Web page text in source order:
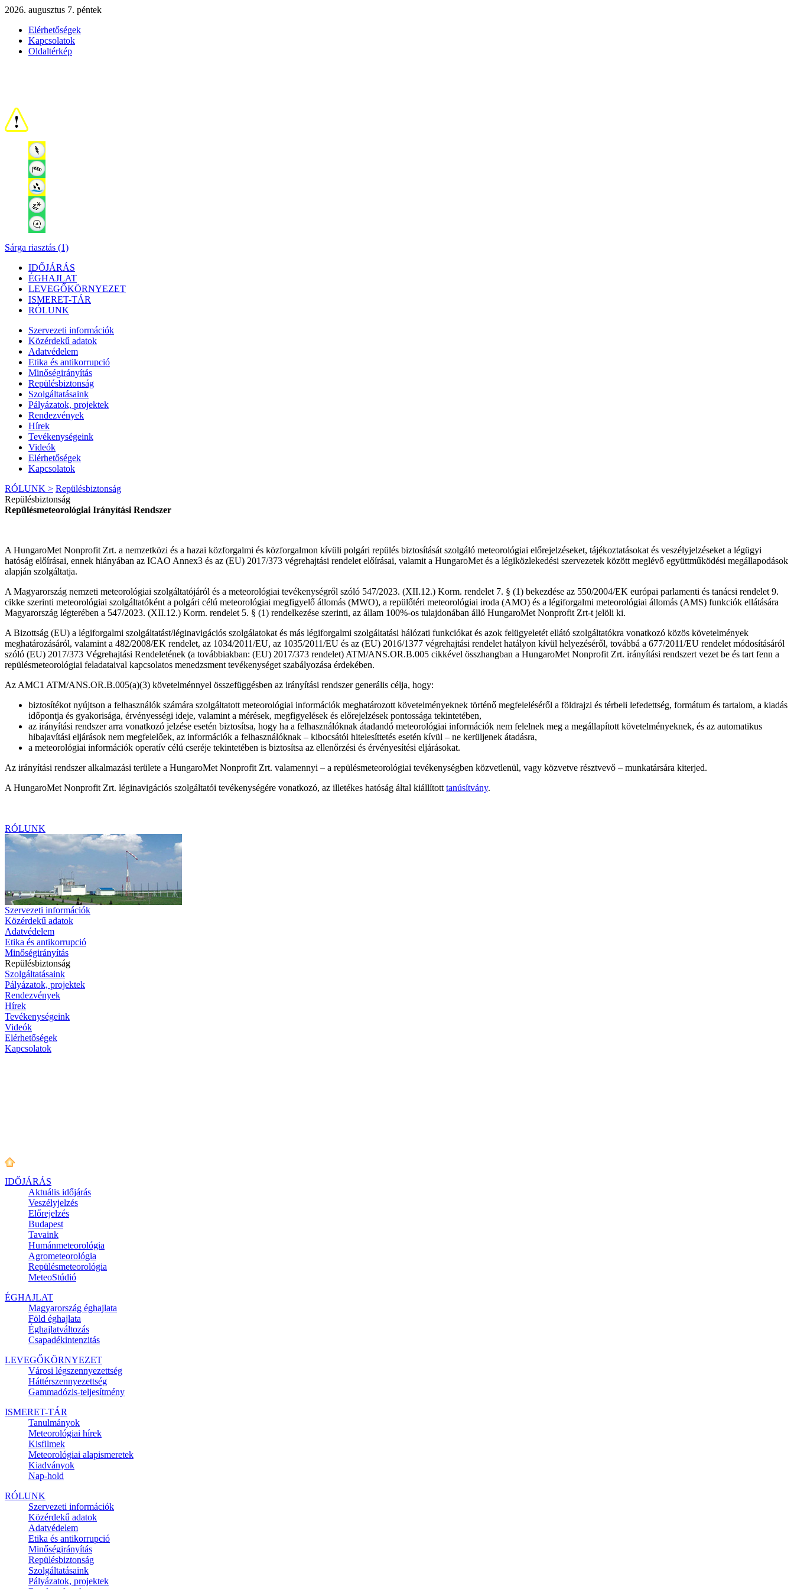
2026. augusztus 7. péntek
Elérhetőségek
Kapcsolatok
Oldaltérkép
Sárga riasztás (1)
IDŐJÁRÁS
ÉGHAJLAT
LEVEGŐKÖRNYEZET
ISMERET-TÁR
RÓLUNK
Szervezeti információk
Közérdekű adatok
Adatvédelem
Etika és antikorrupció
Minőségirányítás
Repülésbiztonság
Szolgáltatásaink
Pályázatok, projektek
Rendezvények
Hírek
Tevékenységeink
Videók
Elérhetőségek
Kapcsolatok
RÓLUNK > Repülésbiztonság
Repülésbiztonság
Repülésmeteorológiai Irányítási Rendszer
A HungaroMet Nonprofit Zrt. a nemzetközi és a hazai közforgalmi és közforgalmon kívüli polgári repülés biztosítását szolgáló meteorológiai előrejelzéseket, tájékoztatásokat és veszélyjelzéseket a légügyi
hatóság előírásai, ennek hiányában az ICAO Annex3 és az (EU) 2017/373 végrehajtási rendelet előírásai, valamit a HungaroMet és a légiközlekedési szervezetek között meglévő együttműködési megállapodások
alapján szolgáltatja.
A Magyarország nemzeti meteorológiai szolgáltatójáról és a meteorológiai tevékenységről szóló 547/2023. (XII.12.) Korm. rendelet 7. § (1) bekezdése az 550/2004/EK európai parlamenti és tanácsi rendelet 9.
cikke szerinti meteorológiai szolgáltatóként a polgári célú meteorológiai megfigyelő állomás (MWO), a repülőtéri meteorológiai iroda (AMO) és a légiforgalmi meteorológiai állomás (AMS) funkciók ellátására
Magyarország légterében a 547/2023. (XII.12.) Korm. rendelet 5. § (1) rendelkezése szerinti, az állam 100%-os tulajdonában álló HungaroMet Nonprofit Zrt-t jelöli ki.
A Bizottság (EU) a légiforgalmi szolgáltatást/léginavigációs szolgálatokat és más légiforgalmi szolgáltatási hálózati funkciókat és azok felügyeletét ellátó szolgáltatókra vonatkozó közös követelmények
meghatározásáról, valamint a 482/2008/EK rendelet, az 1034/2011/EU, az 1035/2011/EU és az (EU) 2016/1377 végrehajtási rendelet hatályon kívül helyezéséről, továbbá a 677/2011/EU rendelet módosításáról
szóló (EU) 2017/373 Végrehajtási Rendeletének (a továbbiakban: (EU) 2017/373 rendelet) ATM/ANS.OR.B.005 cikkével összhangban a HungaroMet Nonprofit Zrt. irányítási rendszert vezet be és tart fenn a
repülésmeteorológiai feladataival kapcsolatos menedzsment tevékenységet szabályozása érdekében.
Az AMC1 ATM/ANS.OR.B.005(a)(3) követelménnyel összefüggésben az irányítási rendszer generális célja, hogy:
biztosítékot nyújtson a felhasználók számára szolgáltatott meteorológiai információk meghatározott követelményeknek történő megfeleléséről a földrajzi és térbeli lefedettség, formátum és tartalom, a kiadás
időpontja és gyakorisága, érvényességi ideje, valamint a mérések, megfigyelések és előrejelzések pontossága tekintetében,
az irányítási rendszer arra vonatkozó jelzése esetén biztosítsa, hogy ha a felhasználóknak átadandó meteorológiai információk nem felelnek meg a megállapított követelményeknek, és az automatikus
hibajavítási eljárások nem megfelelőek, az információk a felhasználóknak – kibocsátói hitelesíttetés esetén kívül – ne kerüljenek átadásra,
a meteorológiai információk operatív célú cseréje tekintetében is biztosítsa az ellenőrzési és érvényesítési eljárásokat.
Az irányítási rendszer alkalmazási területe a HungaroMet Nonprofit Zrt. valamennyi – a repülésmeteorológiai tevékenységben közvetlenül, vagy közvetve résztvevő – munkatársára kiterjed.
A HungaroMet Nonprofit Zrt. léginavigációs szolgáltatói tevékenységére vonatkozó, az illetékes hatóság által kiállított tanúsítvány.
RÓLUNK
Szervezeti információk
Közérdekű adatok
Adatvédelem
Etika és antikorrupció
Minőségirányítás
Repülésbiztonság
Szolgáltatásaink
Pályázatok, projektek
Rendezvények
Hírek
Tevékenységeink
Videók
Elérhetőségek
Kapcsolatok
IDŐJÁRÁS
Aktuális időjárás
Veszélyjelzés
Előrejelzés
Budapest
Tavaink
Humánmeteorológia
Agrometeorológia
Repülésmeteorológia
MeteoStúdió
ÉGHAJLAT
Magyarország éghajlata
Föld éghajlata
Éghajlatváltozás
Csapadékintenzitás
LEVEGŐKÖRNYEZET
Városi légszennyezettség
Háttérszennyezettség
Gammadózis-teljesítmény
ISMERET-TÁR
Tanulmányok
Meteorológiai hírek
Kisfilmek
Meteorológiai alapismeretek
Kiadványok
Nap-hold
RÓLUNK
Szervezeti információk
Közérdekű adatok
Adatvédelem
Etika és antikorrupció
Minőségirányítás
Repülésbiztonság
Szolgáltatásaink
Pályázatok, projektek